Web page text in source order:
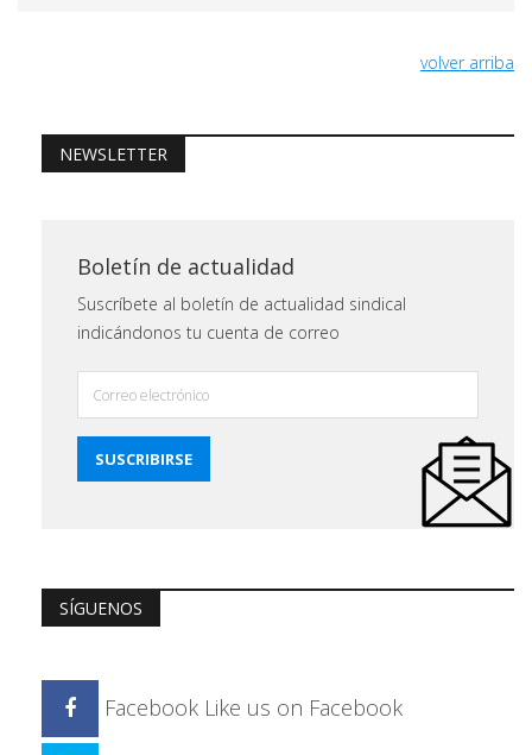
volver arriba
NEWSLETTER
Boletín de actualidad
Suscríbete al boletín de actualidad sindical
indicándonos tu cuenta de correo
SÍGUENOS
Facebook Like us on Facebook